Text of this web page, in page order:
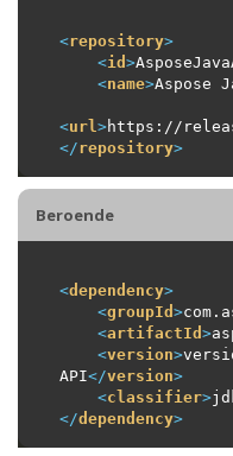
<repository>
<id >
<name>Aspose
<url >https://
</repository>
Beroende
<dependency>
<groupId >
<artifactId >
<version>
API</version>
<classifier>
</dependency>